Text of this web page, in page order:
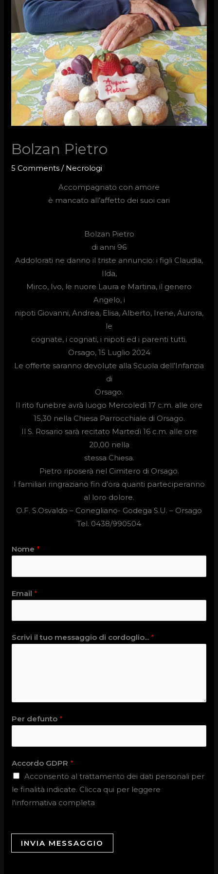
Bolzan Pietro
5 Comments / Necrologi
Accompagnato con amore
è mancato all’affetto dei suoi cari
Bolzan Pietro
di anni 96
Addolorati ne danno il triste annuncio: i figli Claudia,
Ilda,
Mirco, Ivo, le nuore Laura e Martina, il genero
Angelo, i
nipoti Giovanni, Andrea, Elisa, Alberto, Irene, Aurora,
le
cognate, i cognati, i nipoti ed i parenti tutti.
Orsago, 15 Luglio 2024
Le offerte saranno devolute alla Scuola dell’Infanzia
di
Orsago.
Il rito funebre avrà luogo Mercoledì 17 c.m. alle ore
15,30 nella Chiesa Parrocchiale di Orsago.
Il S. Rosario sarà recitato Martedì 16 c.m. alle ore
20,00 nella
stessa Chiesa.
Pietro riposerà nel Cimitero di Orsago.
I familiari ringraziano fin d’ora quanti parteciperanno
al loro dolore.
O.F. S.Osvaldo – Conegliano- Godega S.U. – Orsago
Tel. 0438/990504
Nome*
Email*
Scrivi il tuo messaggio di cordoglio...*
Per defunto*
Accordo GDPR*
Acconsento al trattamento dei dati personali per
le finalità indicate. Clicca qui per leggere
l'informativa completa
INVIA MESSAGGIO